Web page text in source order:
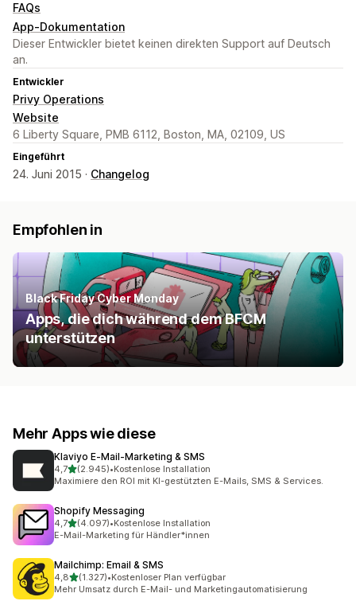
FAQs
App-Dokumentation
Dieser Entwickler bietet keinen direkten Support auf Deutsch
an.
Entwickler
Privy Operations
Website
6 Liberty Square, PMB 6112, Boston, MA, 02109, US
Eingeführt
24. Juni 2015 · Changelog
Empfohlen in
Black Friday Cyber Monday
Apps, die dich während dem BFCM
unterstützen
Mehr Apps wie diese
Klaviyo E‑Mail‑Marketing & SMS
4,7von 5 Sternen
(2.945)
2945 Rezensionen insgesamt
•Kostenlose Installation
Maximiere den ROI mit KI-gestützten E-Mails, SMS & Services.
Shopify Messaging
4,7von 5 Sternen
(4.097)
4097 Rezensionen insgesamt
•Kostenlose Installation
E-Mail-Marketing für Händler*innen
Mailchimp: Email & SMS
4,8von 5 Sternen
(1.327)
1327 Rezensionen insgesamt
•Kostenloser Plan verfügbar
Mehr Umsatz durch E-Mail- und Marketingautomatisierung